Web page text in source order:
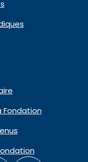
Fondation